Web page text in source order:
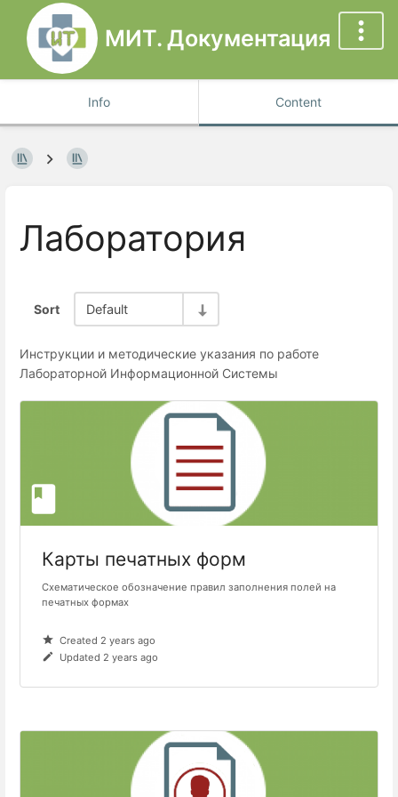
МИТ. Документация
Info Content
Лаборатория
Sort Default
Инструкции и методические указания по работе
Лабораторной Информационной Системы
Карты печатных форм
Схематическое обозначение правил заполнения полей на
печатных формах
Created 2 years ago
Updated 2 years ago